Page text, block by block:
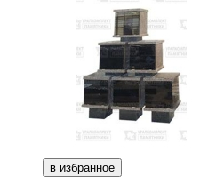
в избранное